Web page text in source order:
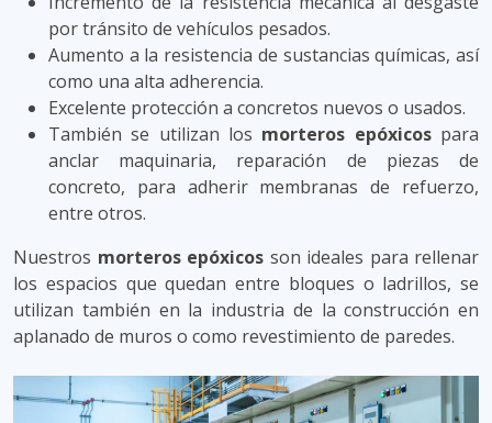
por tránsito de vehículos pesados.
Aumento a la resistencia de sustancias químicas, así
como una alta adherencia.
Excelente protección a concretos nuevos o usados.
También se utilizan los morteros epóxicospara
anclar maquinaria, reparación de piezas de
concreto, para adherir membranas de refuerzo,
entre otros.
Nuestros morteros epóxicos son ideales para rellenar
los espacios que quedan entre bloques o ladrillos, se
utilizan también en la industria de la construcción en
aplanado de muros o como revestimiento de paredes.